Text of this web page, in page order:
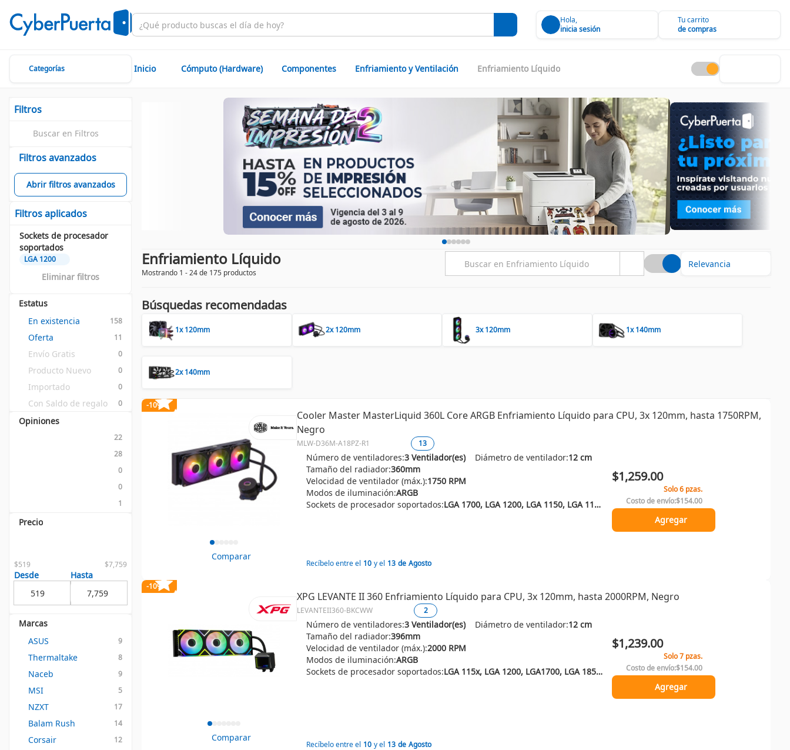
Hola,
inicia sesión
Tu carrito
de compras
Categorías Inicio Cómputo (Hardware) Componentes Enfriamiento y Ventilación Enfriamiento Líquido
Filtros
Filtros avanzados
Abrir filtros avanzados
Filtros aplicados
Sockets de procesador
soportados
LGA 1200
Eliminar filtros
Estatus
En existencia
158
Oferta 11
Envío Gratis 0
Producto Nuevo 0
Importado 0
Con Saldo de regalo 0
Opiniones
22
28
0
0
1
Precio
$519 $7,759
Desde Hasta
Marcas
ASUS
9
Thermaltake 8
Naceb 9
MSI 5
NZXT 17
Balam Rush 14
Corsair 12
Enfriamiento Líquido
Mostrando 1 - 24 de 175 productos
Búsquedas recomendadas
1x 120mm 2x 120mm 3x 120mm 1x 140mm
2x 140mm
-10%
Comparar
Cooler Master MasterLiquid 360L Core ARGB Enfriamiento Líquido para CPU, 3x 120mm, hasta 1750RPM,
Negro
MLW-D36M-A18PZ-R1 13
Número de ventiladores:3 Ventilador(es) Diámetro de ventilador:12 cm
Tamaño del radiador:360mm
Velocidad de ventilador (máx.):1750 RPM
Modos de iluminación:ARGB
Sockets de procesador soportados:
LGA 1700, LGA 1200, LGA 1150, LGA 1151, LGA 1155, LGA 1156, LGA 2011-v3, LGA 2066, Socket AM4, Socket AM5, Socket AM3, Socket AM3+, Socket AM2, Socket AM2+, Socket FM2+, Socket FM2, Socket FM1
Recíbelo entre el 10 y el 13 de Agosto
$1,259.00
Costo de envío:$154.00
Solo 6 pzas.
Agregar
-10%
Comparar
XPG LEVANTE II 360 Enfriamiento Líquido para CPU, 3x 120mm, hasta 2000RPM, Negro
LEVANTEII360-BKCWW 2
Número de ventiladores:3 Ventilador(es) Diámetro de ventilador:12 cm
Tamaño del radiador:396mm
Velocidad de ventilador (máx.):2000 RPM
Modos de iluminación:ARGB
Sockets de procesador soportados:
LGA 115x, LGA 1200, LGA1700, LGA 1851, Socket AM4, Socket AM5
Recíbelo entre el 10 y el 13 de Agosto
$1,239.00
Costo de envío:$154.00
Solo 7 pzas.
Agregar